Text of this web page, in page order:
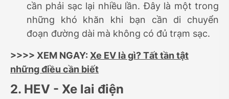
cần phải sạc lại nhiều lần. Đây là một trong
những khó khăn khi bạn cần di chuyển
đoạn đường dài mà không có đủ trạm sạc.
>>>> XEM NGAY:Xe EV là gì? Tất tần tật
những điều cần biết
2. HEV - Xe lai điện